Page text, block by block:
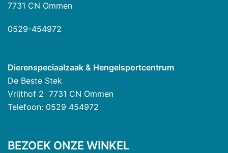
7731 CN Ommen
0529-454972
Dierenspeciaalzaak & Hengelsportcentrum
De Beste Stek
Vrijthof 2 7731 CN Ommen
Telefoon: 0529 454972
BEZOEK ONZE WINKEL